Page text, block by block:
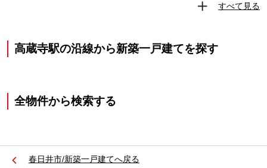
すべて見る
高蔵寺駅の沿線から新築一戸建てを探す
全物件から検索する
春日井市/新築一戸建てへ戻る